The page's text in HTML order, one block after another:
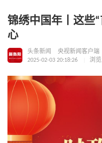
锦绣中国年丨这些
心
头条新闻
央视新闻客户端
2025-02-03 20:18:26
浏